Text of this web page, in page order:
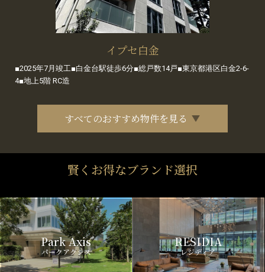
イプセ白金
■2025年7月竣工■白金台駅徒歩6分■総戸数14戸■東京都港区白金2-6-
4■地上5階 RC造
すべてのおすすめ物件を見る
賢くお得なブランド選択
Park Axis
パークアクシス
RESIDIA
レジディア